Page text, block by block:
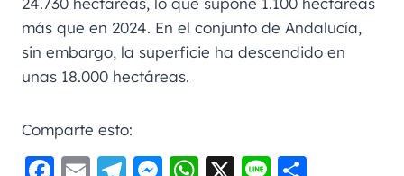
más que en 2024. En el conjunto de Andalucía,
sin embargo, la superficie ha descendido en
unas 18.000 hectáreas.
Comparte esto: